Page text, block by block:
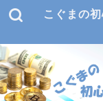
こぐまの